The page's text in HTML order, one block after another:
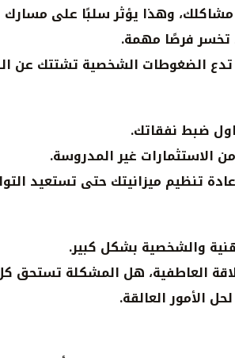
وهذا يؤثر سلبًا على مسارك
تخسر فرصًا مهمة.
الضغوطات الشخصية تشتتك عن
ضبط نفقاتك.
الاستثمارات غير المدروسة.
تنظيم ميزانيتك حتى تستعيد
والشخصية بشكل كبير.
العاطفية، هل المشكلة تستحق
الأمور العالقة.